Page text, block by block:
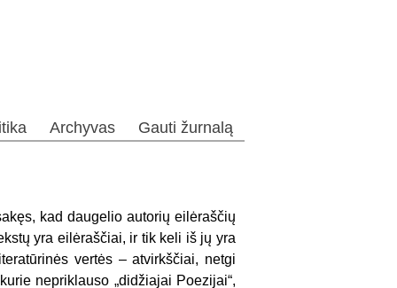
Archyvas Gauti žurnalą
kad daugelio autorių eilėraščių
yra eilėraščiai, ir tik keli iš jų yra
vertės – atvirkščiai, netgi
nepriklauso „didžiajai Poezijai“,